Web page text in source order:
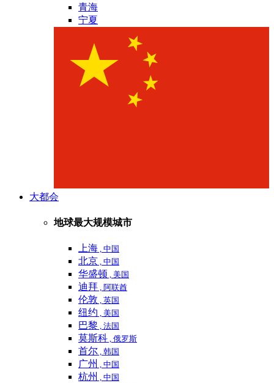
青海
宁夏
大都会
地球最大规模城市
上海 , 中国
北京 , 中国
华盛顿 , 美国
迪拜 , 阿联酋
伦敦 , 英国
纽约 , 美国
巴黎 , 法国
莫斯科 , 俄罗斯
首尔 , 韩国
广州 , 中国
杭州 , 中国